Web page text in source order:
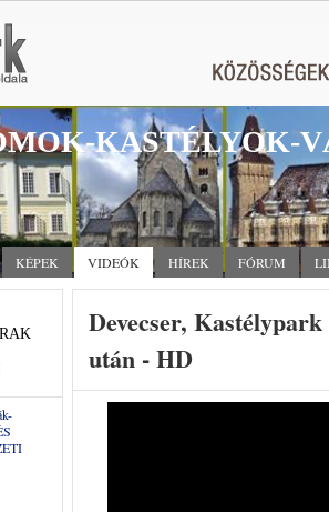
KASTÉLYOK-
KÉPEK VIDEÓK HÍREK FÓRUM
Devecser,
után - HD